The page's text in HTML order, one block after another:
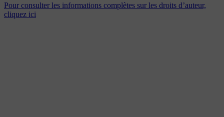
Pour consulter les informations complètes sur les droits d’auteur,
cliquez ici